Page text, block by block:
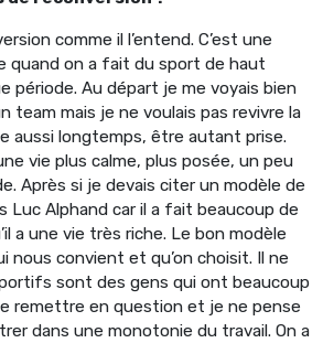
comme il l’entend. C’est une
quand on a fait du sport de haut
période. Au départ je me voyais bien
team mais je ne voulais pas revivre la
aussi longtemps, être autant prise.
vie plus calme, plus posée, un peu
Après si je devais citer un modèle de
Luc Alphand car il a fait beaucoup de
a une vie très riche. Le bon modèle
nous convient et qu’on choisit. Il ne
sont des gens qui ont beaucoup
remettre en question et je ne pense
dans une monotonie du travail. On a